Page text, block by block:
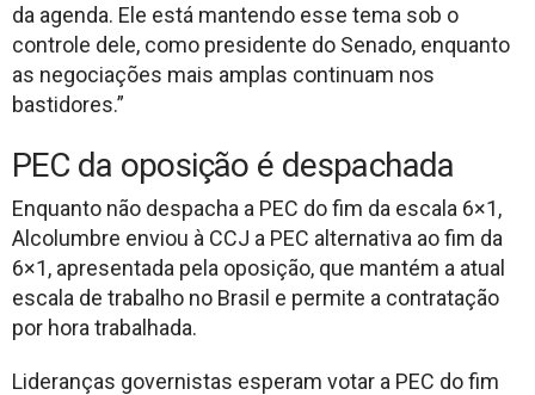
da agenda. Ele está mantendo esse tema sob o
controle dele, como presidente do Senado, enquanto
as negociações mais amplas continuam nos
bastidores.”
PEC da oposição é despachada
Enquanto não despacha a PEC do fim da escala 6×1,
Alcolumbre enviou à CCJ a PEC alternativa ao fim da
6×1, apresentada pela oposição, que mantém a atual
escala de trabalho no Brasil e permite a contratação
por hora trabalhada.
Lideranças governistas esperam votar a PEC do fim